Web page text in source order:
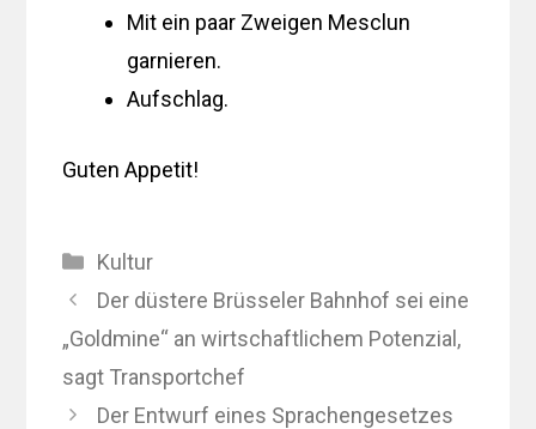
Mit ein paar Zweigen Mesclun
garnieren.
Aufschlag.
Guten Appetit!
Kategorien
Kultur
Der düstere Brüsseler Bahnhof sei eine
„Goldmine“ an wirtschaftlichem Potenzial,
sagt Transportchef
Der Entwurf eines Sprachengesetzes